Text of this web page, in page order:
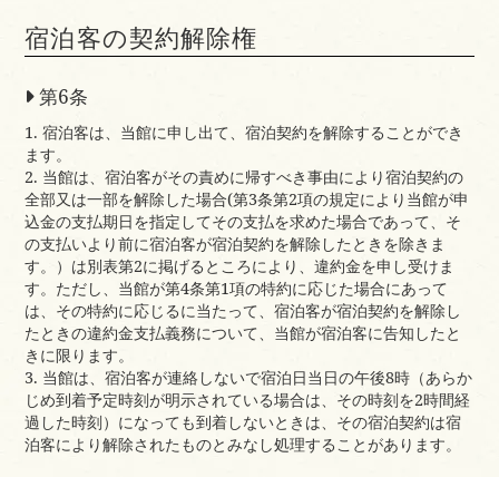
宿泊客の契約解除権
第6条
1. 宿泊客は、当館に申し出て、宿泊契約を解除することができ
ます。
2. 当館は、宿泊客がその責めに帰すべき事由により宿泊契約の
全部又は一部を解除した場合(第3条第2項の規定により当館が申
込金の支払期日を指定してその支払を求めた場合であって、そ
の支払いより前に宿泊客が宿泊契約を解除したときを除きま
す。）は別表第2に掲げるところにより、違約金を申し受けま
す。ただし、当館が第4条第1項の特約に応じた場合にあって
は、その特約に応じるに当たって、宿泊客が宿泊契約を解除し
たときの違約金支払義務について、当館が宿泊客に告知したと
きに限ります。
3. 当館は、宿泊客が連絡しないで宿泊日当日の午後8時（あらか
じめ到着予定時刻が明示されている場合は、その時刻を2時間経
過した時刻）になっても到着しないときは、その宿泊契約は宿
泊客により解除されたものとみなし処理することがあります。